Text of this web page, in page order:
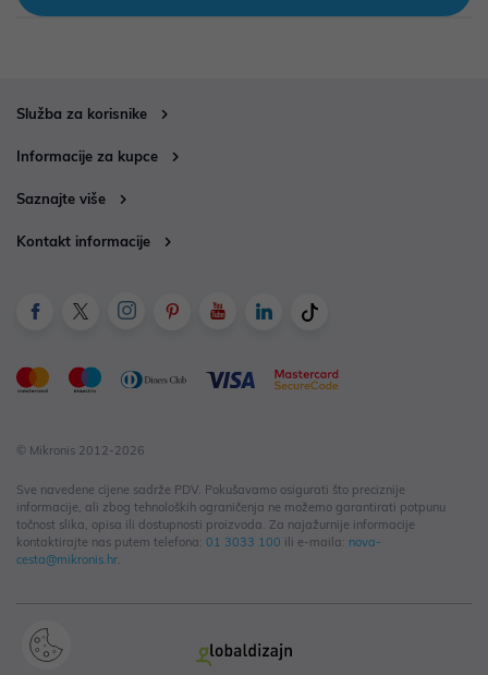
Služba za korisnike
Informacije za kupce
Saznajte više
Kontakt informacije
© Mikronis 2012-2026
Sve navedene cijene sadrže PDV. Pokušavamo osigurati što preciznije
informacije, ali zbog tehnoloških ograničenja ne možemo garantirati potpunu
točnost slika, opisa ili dostupnosti proizvoda. Za najažurnije informacije
kontaktirajte nas putem telefona: 01 3033 100 ili e-maila: nova-
cesta@mikronis.hr.